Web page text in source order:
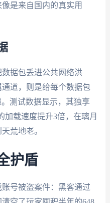
是来自国内的真实用
据包丢进公共网络洪
道，则是给每个数据包
测试数据显示，其独享
加载速度提升3倍，在璃月
荒地老。
护盾
号被盗案件：黑客通过